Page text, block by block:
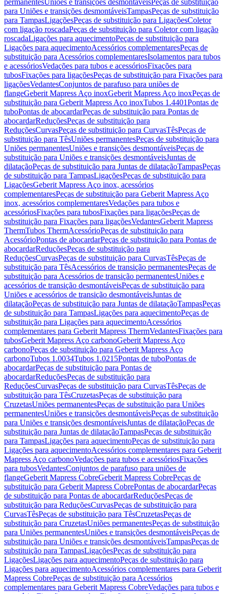
permanentesUniões e transições desmontáveisPeças de substituição
para Uniões e transições desmontáveisTampasPeças de substituição
para TampasLigaçõesPeças de substituição para LigaçõesColetor
com ligação roscadaPeças de substituição para Coletor com ligação
roscadaLigações para aquecimentoPeças de substituição para
Ligações para aquecimentoAcessórios complementaresPeças de
substituição para Acessórios complementaresIsolamentos para tubos
e acessóriosVedações para tubos e acessóriosFixações para
tubosFixações para ligaçõesPeças de substituição para Fixações para
ligaçõesVedantesConjuntos de parafuso para uniões de
flangeGeberit Mapress Aço inoxGeberit Mapress Aço inoxPeças de
substituição para Geberit Mapress Aço inoxTubos 1.4401Pontas de
tuboPontas de abocardarPeças de substituição para Pontas de
abocardarReduçõesPeças de substituição para
ReduçõesCurvasPeças de substituição para CurvasTêsPeças de
substituição para TêsUniões permanentesPeças de substituição para
Uniões permanentesUniões e transições desmontáveisPeças de
substituição para Uniões e transições desmontáveisJuntas de
dilataçãoPeças de substituição para Juntas de dilataçãoTampasPeças
de substituição para TampasLigaçõesPeças de substituição para
LigaçõesGeberit Mapress Aço inox, acessórios
complementaresPeças de substituição para Geberit Mapress Aço
inox, acessórios complementaresVedações para tubos e
acessóriosFixações para tubosFixações para ligaçõesPeças de
substituição para Fixações para ligaçõesVedantesGeberit Mapress
ThermTubos ThermAcessórioPeças de substituição para
AcessórioPontas de abocardarPeças de substituição para Pontas de
abocardarReduçõesPeças de substituição para
ReduçõesCurvasPeças de substituição para CurvasTêsPeças de
substituição para TêsAcessórios de transição permanentesPeças de
substituição para Acessórios de transição permanentesUniões e
acessórios de transição desmontáveisPeças de substituição para
Uniões e acessórios de transição desmontáveisJuntas de
dilataçãoPeças de substituição para Juntas de dilataçãoTampasPeças
de substituição para TampasLigações para aquecimentoPeças de
substituição para Ligações para aquecimentoAcessórios
complementares para Geberit Mapress ThermVedantesFixações para
tubosGeberit Mapress Aço carbonoGeberit Mapress Aço
carbonoPeças de substituição para Geberit Mapress Aço
carbonoTubos 1.0034Tubos 1.0215Pontas de tuboPontas de
abocardarPeças de substituição para Pontas de
abocardarReduçõesPeças de substituição para
ReduçõesCurvasPeças de substituição para CurvasTêsPeças de
substituição para TêsCruzetasPeças de substituição para
CruzetasUniões permanentesPeças de substituição para Uniões
permanentesUniões e transições desmontáveisPeças de substituição
para Uniões e transições desmontáveisJuntas de dilataçãoPeças de
substituição para Juntas de dilataçãoTampasPeças de substituição
para TampasLigações para aquecimentoPeças de substituição para
Ligações para aquecimentoAcessórios complementares para Geberit
Mapress Aço carbonoVedações para tubos e acessóriosFixações
para tubosVedantesConjuntos de parafuso para uniões de
flangeGeberit Mapress CobreGeberit Mapress CobrePeças de
substituição para Geberit Mapress CobrePontas de abocardarPeças
de substituição para Pontas de abocardarReduçõesPeças de
substituição para ReduçõesCurvasPeças de substituição para
CurvasTêsPeças de substituição para TêsCruzetasPeças de
substituição para CruzetasUniões permanentesPeças de substituição
para Uniões permanentesUniões e transições desmontáveisPeças de
substituição para Uniões e transições desmontáveisTampasPeças de
substituição para TampasLigaçõesPeças de substituição para
LigaçõesLigações para aquecimentoPeças de substituição para
Ligações para aquecimentoAcessórios complementares para Geberit
Mapress CobrePeças de substituição para Acessórios
complementares para Geberit Mapress CobreVedações para tubos e